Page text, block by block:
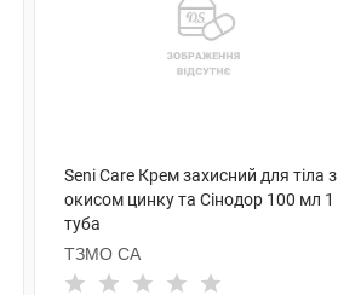
Seni Care Крем захисний для тіла з
окисом цинку та Сінодор 100 мл 1
туба
ТЗМО СА